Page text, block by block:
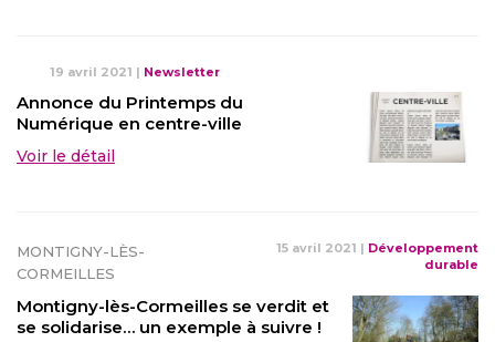
19 avril 2021 | Newsletter
Annonce du Printemps du
Numérique en centre-ville
Voir le détail
MONTIGNY-LÈS-
CORMEILLES
15 avril 2021 | Développement
durable
Montigny-lès-Cormeilles se verdit et
se solidarise… un exemple à suivre !